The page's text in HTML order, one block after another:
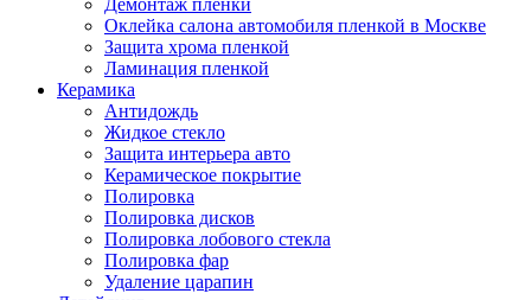
Демонтаж пленки
Оклейка салона автомобиля пленкой в Москве
Защита хрома пленкой
Ламинация пленкой
Керамика
Антидождь
Жидкое стекло
Защита интерьера авто
Керамическое покрытие
Полировка
Полировка дисков
Полировка лобового стекла
Полировка фар
Удаление царапин